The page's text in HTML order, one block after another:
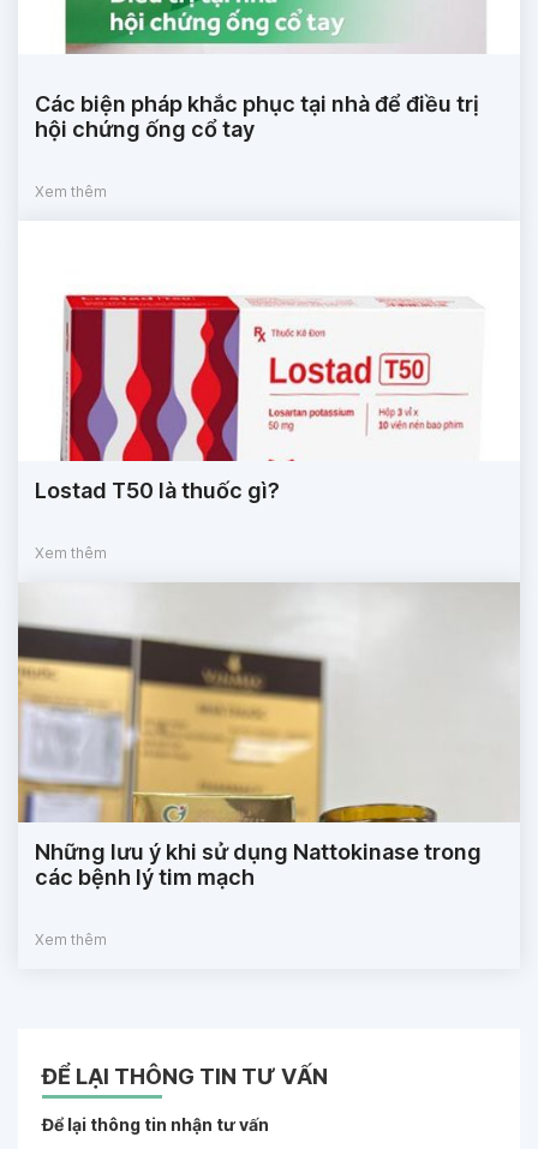
Các biện pháp khắc phục tại nhà để điều trị
hội chứng ống cổ tay
Xem thêm
Lostad T50 là thuốc gì?
Xem thêm
Những lưu ý khi sử dụng Nattokinase trong
các bệnh lý tim mạch
Xem thêm
ĐỂ LẠI THÔNG TIN TƯ VẤN
Để lại thông tin nhận tư vấn